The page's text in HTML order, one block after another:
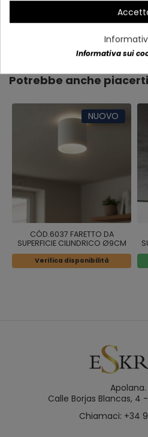
Potrebbe anche piacerti
NUOVO
CÓD.6037 FARETTO DA
SUPERFICIE CILINDRICO Ø9CM
COLORE BIANCO
Verifica disponibilità
Apolana.
Calle Borjas Blancas,
Chiamaci: +34
Informativa sui